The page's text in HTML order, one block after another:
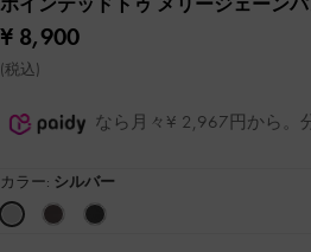
¥ 8,900
(税込)
なら月々¥ 2,967円から。
カラー: シルバー